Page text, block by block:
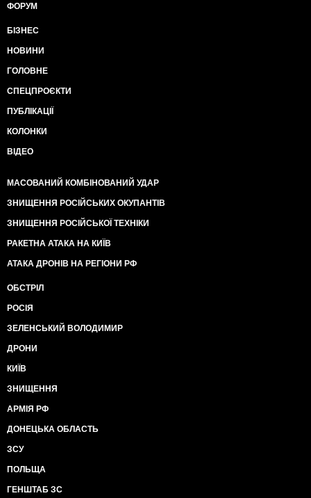
ФОРУМ
БІЗНЕС
НОВИНИ
ГОЛОВНЕ
СПЕЦПРОЄКТИ
ПУБЛІКАЦІЇ
КОЛОНКИ
ВІДЕО
МАСОВАНИЙ КОМБІНОВАНИЙ УДАР
ЗНИЩЕННЯ РОСІЙСЬКИХ ОКУПАНТІВ
ЗНИЩЕННЯ РОСІЙСЬКОЇ ТЕХНІКИ
РАКЕТНА АТАКА НА КИЇВ
АТАКА ДРОНІВ НА РЕГІОНИ РФ
ОБСТРІЛ
РОСІЯ
ЗЕЛЕНСЬКИЙ ВОЛОДИМИР
ДРОНИ
КИЇВ
ЗНИЩЕННЯ
АРМІЯ РФ
ДОНЕЦЬКА ОБЛАСТЬ
ЗСУ
ПОЛЬЩА
ГЕНШТАБ ЗС